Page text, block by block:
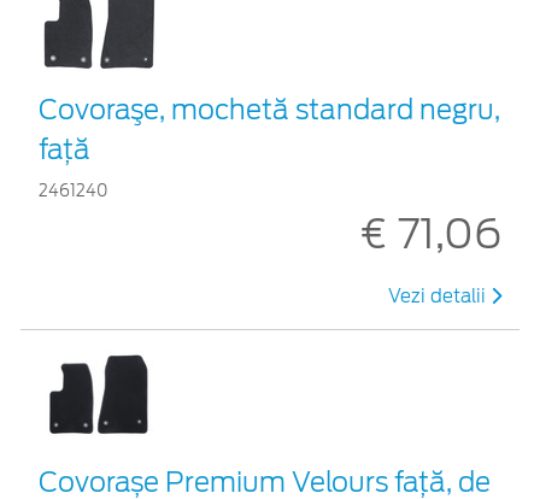
Covoraşe, mochetă standard negru,
față
2461240
€ 71,06
Vezi detalii
Covorașe Premium Velours față, de